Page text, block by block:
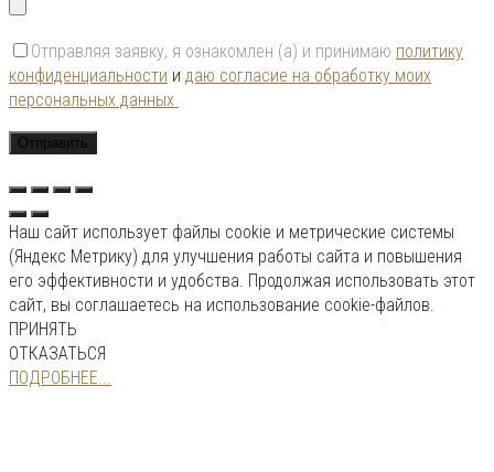
Отправляя заявку, я ознакомлен (а) и принимаю политику
конфиденциальности и даю согласие на обработку моих
персональных данных
Наш сайт использует файлы cookie и метрические системы
(Яндекс Метрику) для улучшения работы сайта и повышения
его эффективности и удобства. Продолжая использовать этот
сайт, вы соглашаетесь на использование cookie-файлов.
ПРИНЯТЬ
ОТКАЗАТЬСЯ
ПОДРОБНЕЕ...